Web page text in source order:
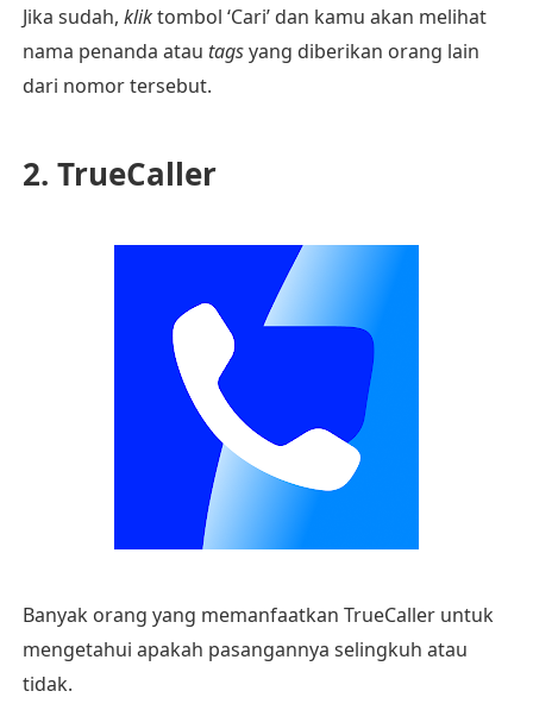
Jika sudah, kliktombol ‘Cari’ dan kamu akan melihat
nama penanda atau tagsyang diberikan orang lain
dari nomor tersebut.
2. TrueCaller
Banyak orang yang memanfaatkan TrueCaller untuk
mengetahui apakah pasangannya selingkuh atau
tidak.